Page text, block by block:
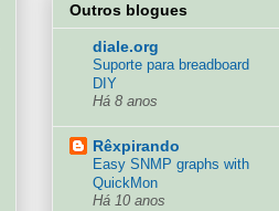
Outros blogues
diale.org
Suporte para breadboard
DIY
Há 8 anos
Rêxpirando
Easy SNMP graphs with
QuickMon
Há 10 anos